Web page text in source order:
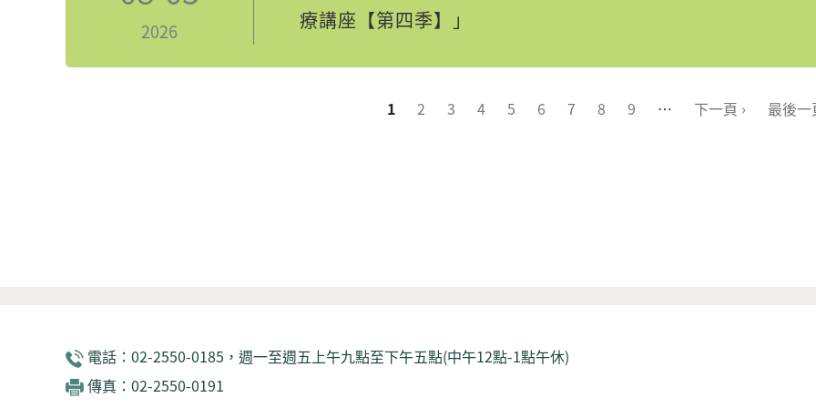
2026
療講座【第四季】」
1 2 3 4 5 6 7 8 9 … 下一頁 › 最後一
電話：02-2550-0185，週一至週五上午九點至下午五點(中午12點-1點午休)
傳真：02-2550-0191